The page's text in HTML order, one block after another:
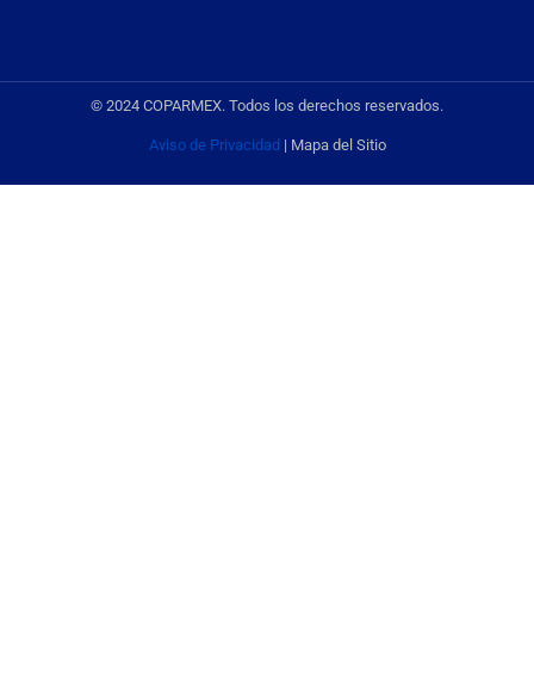
© 2024 COPARMEX. Todos los derechos reservados.
Aviso de Privacidad| Mapa del Sitio